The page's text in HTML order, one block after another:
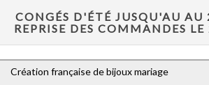
CONGÉS D'ÉTÉ JUSQU'AU
REPRISE DES COMMANDES
Création française de bijoux mariage